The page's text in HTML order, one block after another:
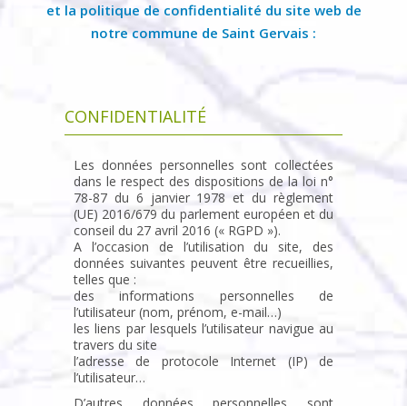
et la politique de confidentialité du site web de
notre commune de Saint Gervais :
CONFIDENTIALITÉ
Les données personnelles sont collectées
dans le respect des dispositions de la loi n°
78-87 du 6 janvier 1978 et du règlement
(UE) 2016/679 du parlement européen et du
conseil du 27 avril 2016 (« RGPD »).
A l’occasion de l’utilisation du site, des
données suivantes peuvent être recueillies,
telles que :
des informations personnelles de
l’utilisateur (nom, prénom, e-mail…)
les liens par lesquels l’utilisateur navigue au
travers du site
l’adresse de protocole Internet (IP) de
l’utilisateur…